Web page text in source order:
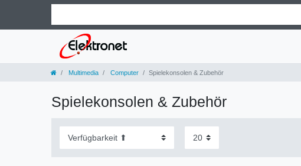
Multimedia Computer Spielekonsolen & Zubehör
Spielekonsolen & Zubehör